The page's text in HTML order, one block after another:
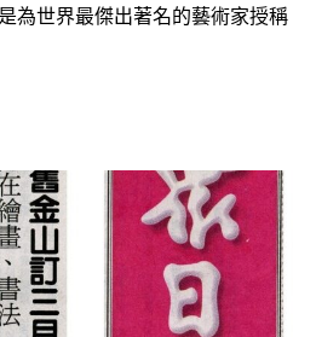
為世界最傑出著名的藝術家授稱